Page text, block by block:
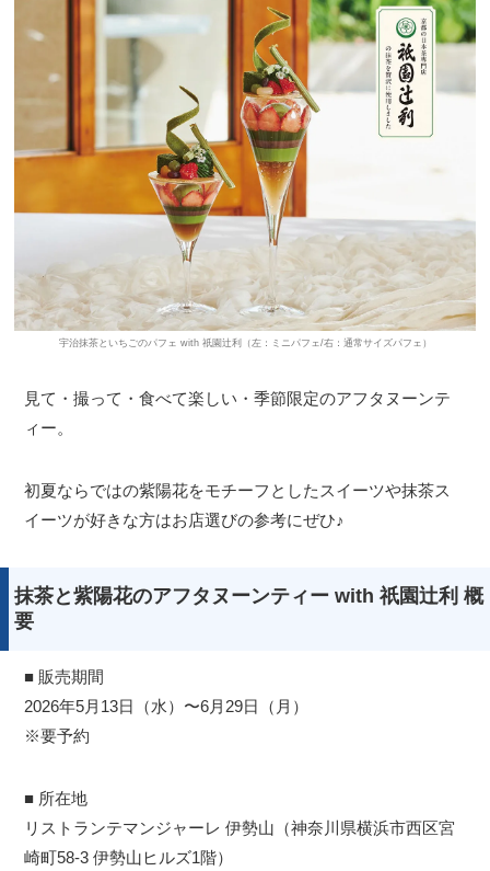
宇治抹茶といちごのパフェ with 祇園辻利（左：ミニパフェ/右：通常サイズパフェ）
見て・撮って・食べて楽しい・季節限定のアフタヌーンテ
ィー。
初夏ならではの紫陽花をモチーフとしたスイーツや抹茶ス
イーツが好きな方はお店選びの参考にぜひ♪
抹茶と紫陽花のアフタヌーンティー with 祇園辻利 概
要
■ 販売期間
2026年5月13日（水）〜6月29日（月）
※要予約
■ 所在地
リストランテマンジャーレ 伊勢山（神奈川県横浜市西区宮
崎町58-3 伊勢山ヒルズ1階）